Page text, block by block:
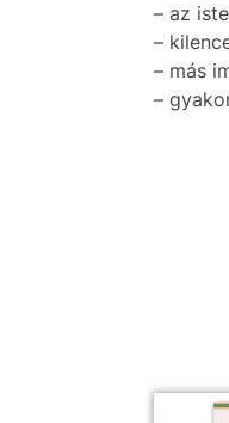
– az
–
– más
–